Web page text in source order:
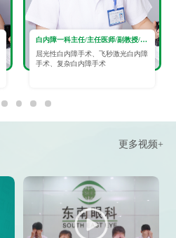
白内障一科主任/主任医师/副教授/眼科学硕士
屈光性白内障手术、飞秒激光白内障
手术、复杂白内障手术
更多视频+